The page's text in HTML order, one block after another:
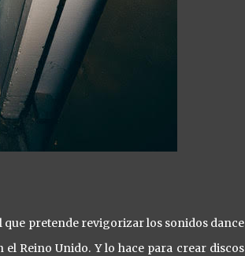
pretende revigorizar los sonidos dance
el Reino Unido. Y lo hace para crear discos